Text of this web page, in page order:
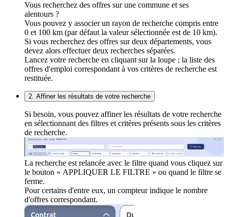
Vous recherchez des offres sur une commune et ses
alentours ?
Vous pouvez y associer un rayon de recherche compris entre
0 et 100 km (par défaut la valeur sélectionnée est de 10 km).
Si vous recherchez des offres sur deux départements, vous
devez alors effectuer deux recherches séparées.
Lancez votre recherche en cliquant sur la loupe ; la liste des
offres d'emploi correspondant à vos critères de recherche est
restituée.
2. Affiner les résultats de votre recherche
Si besoin, vous pouvez affiner les résultats de votre recherche
en sélectionnant des filtres et critères présents sous les critères
de recherche.
La recherche est relancée avec le filtre quand vous cliquez sur
le bouton « APPLIQUER LE FILTRE » ou quand le filtre se
ferme.
Pour certains d'entre eux, un compteur indique le nombre
d'offres correspondant.